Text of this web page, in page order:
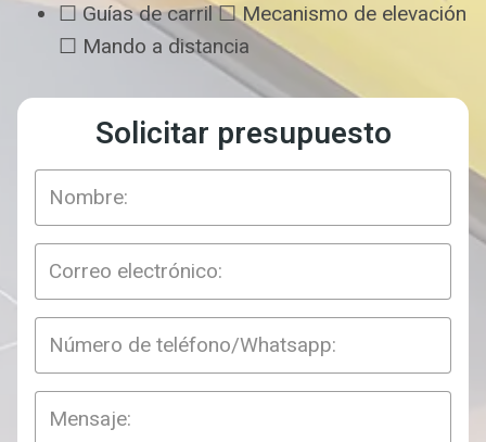
☐ Guías de carril ☐ Mecanismo de elevación
☐ Mando a distancia
Solicitar presupuesto